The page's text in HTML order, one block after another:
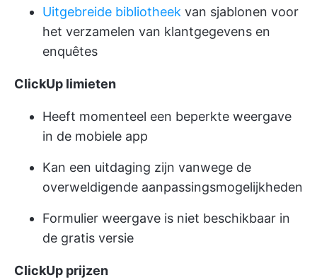
Uitgebreide bibliotheek van sjablonen voor
het verzamelen van klantgegevens en
enquêtes
ClickUp limieten
Heeft momenteel een beperkte weergave
in de mobiele app
Kan een uitdaging zijn vanwege de
overweldigende aanpassingsmogelijkheden
Formulier weergave is niet beschikbaar in
de gratis versie
ClickUp prijzen